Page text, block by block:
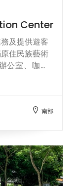
the other
the sun,
with all
blood and
Center
及提供遊客
住民族藝術
公室、咖啡
Center of
Peoples is
culture
artifacts
南部